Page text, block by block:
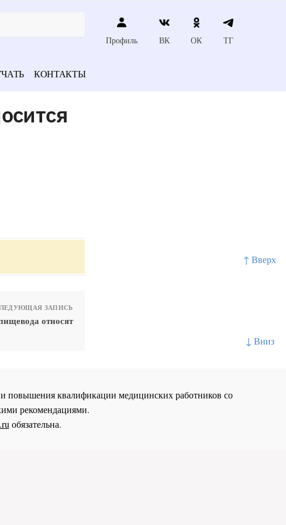
↑ Вверх
↓ Вниз
Профиль ВК ОК ТГ
КОНТАКТЫ
ЗАПИСЬ
относят
и повышения квалификации медицинских работников со
рекомендациями.
обязательна.